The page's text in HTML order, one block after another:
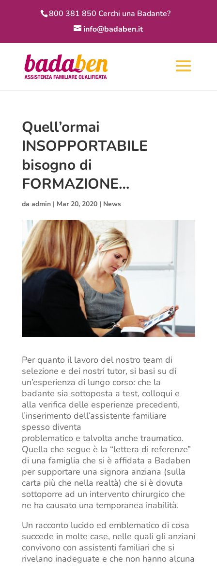
800 381 850 Cerchi una Badante?
info@badaben.it
Quell’ormai
INSOPPORTABILE
bisogno di
FORMAZIONE…
da admin| Mar 20, 2020| News
Per quanto il lavoro del nostro team di
selezione e dei nostri tutor, si basi su di
un’esperienza di lungo corso: che la
badante sia sottoposta a test, colloqui e
alla verifica delle esperienze precedenti,
l’inserimento dell’assistente familiare
spesso diventa
problematico e talvolta anche traumatico.
Quella che segue è la “lettera di referenze”
di una famiglia che si è affidata a Badaben
per supportare una signora anziana (sulla
carta più che nella realtà) che si è dovuta
sottoporre ad un intervento chirurgico che
ne ha causato una temporanea inabilità.
Un racconto lucido ed emblematico di cosa
succede in molte case, nelle quali gli anziani
convivono con assistenti familiari che si
rivelano inadeguate e che non hanno alcuna